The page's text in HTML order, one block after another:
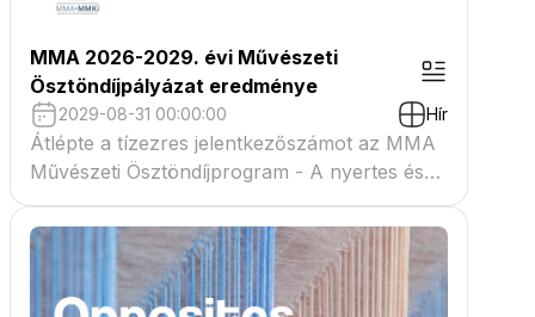
MMA 2026-2029. évi Művészeti
Ösztöndíjpályázat eredménye
2029-08-31 00:00:00 Hír
Átlépte a tízezres jelentkezőszámot az MMA
Művészeti Ösztöndíjprogram - A nyertes és
tartaléklistás pályázók névsora megtekinthető
a csatolmányban